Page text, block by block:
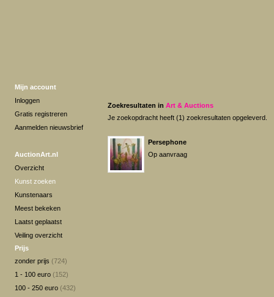
Mijn account
Inloggen
Gratis registreren
Aanmelden nieuwsbrief
AuctionArt.nl
Overzicht
Kunst zoeken
Kunstenaars
Meest bekeken
Laatst geplaatst
Veiling overzicht
Prijs
zonder prijs (724)
1 - 100 euro (152)
100 - 250 euro (432)
Zoekresultaten in Art & Auctions
Je zoekopdracht heeft (1) zoekresultaten opgeleverd.
Persephone
Op aanvraag